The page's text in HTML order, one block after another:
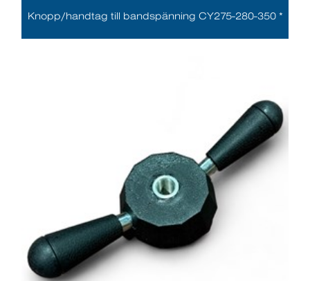
Knopp/handtag till bandspänning CY275-280-350 *